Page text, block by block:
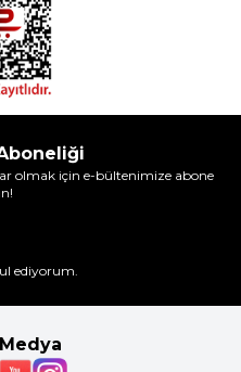
olmak için e-bültenimize abone
ediyorum.